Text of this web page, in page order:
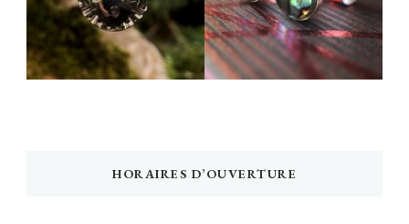
HORAIRES D’OUVERTURE